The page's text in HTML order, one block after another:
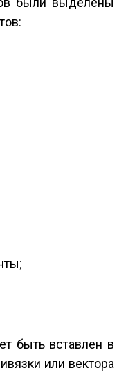
быть вставлен в
или вектора